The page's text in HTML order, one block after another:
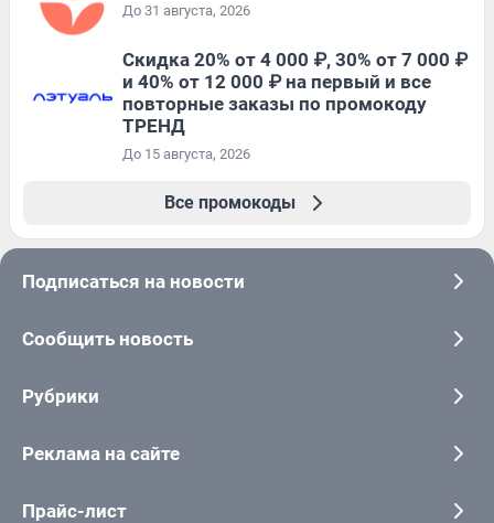
До 31 августа, 2026
Скидка 20% от 4 000 ₽, 30% от 7 000 ₽
и 40% от 12 000 ₽ на первый и все
повторные заказы по промокоду
ТРЕНД
До 15 августа, 2026
Все промокоды
Подписаться на новости
Сообщить новость
Рубрики
Реклама на сайте
Прайс-лист